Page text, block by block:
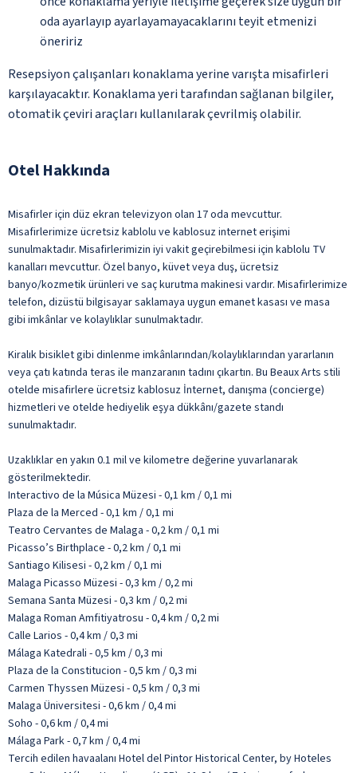
oda ayarlayıp ayarlayamayacaklarını teyit etmenizi
öneririz
Resepsiyon çalışanları konaklama yerine varışta misafirleri
karşılayacaktır. Konaklama yeri tarafından sağlanan bilgiler,
otomatik çeviri araçları kullanılarak çevrilmiş olabilir.
Otel Hakkında
Misafirler için düz ekran televizyon olan 17 oda mevcuttur.
Misafirlerimize ücretsiz kablolu ve kablosuz internet erişimi
sunulmaktadır. Misafirlerimizin iyi vakit geçirebilmesi için kablolu TV
kanalları mevcuttur. Özel banyo, küvet veya duş, ücretsiz
banyo/kozmetik ürünleri ve saç kurutma makinesi vardır. Misafirlerimize
telefon, dizüstü bilgisayar saklamaya uygun emanet kasası ve masa
gibi imkânlar ve kolaylıklar sunulmaktadır.
Kiralık bisiklet gibi dinlenme imkânlarından/kolaylıklarından yararlanın
veya çatı katında teras ile manzaranın tadını çıkartın. Bu Beaux Arts stili
otelde misafirlere ücretsiz kablosuz İnternet, danışma (concierge)
hizmetleri ve otelde hediyelik eşya dükkânı/gazete standı
sunulmaktadır.
Uzaklıklar en yakın 0.1 mil ve kilometre değerine yuvarlanarak
gösterilmektedir.
Interactivo de la Música Müzesi - 0,1 km / 0,1 mi
Plaza de la Merced - 0,1 km / 0,1 mi
Teatro Cervantes de Malaga - 0,2 km / 0,1 mi
Picasso’s Birthplace - 0,2 km / 0,1 mi
Santiago Kilisesi - 0,2 km / 0,1 mi
Malaga Picasso Müzesi - 0,3 km / 0,2 mi
Semana Santa Müzesi - 0,3 km / 0,2 mi
Malaga Roman Amfitiyatrosu - 0,4 km / 0,2 mi
Calle Larios - 0,4 km / 0,3 mi
Málaga Katedrali - 0,5 km / 0,3 mi
Plaza de la Constitucion - 0,5 km / 0,3 mi
Carmen Thyssen Müzesi - 0,5 km / 0,3 mi
Malaga Üniversitesi - 0,6 km / 0,4 mi
Soho - 0,6 km / 0,4 mi
Málaga Park - 0,7 km / 0,4 mi
Tercih edilen havaalanı Hotel del Pintor Historical Center, by Hoteles